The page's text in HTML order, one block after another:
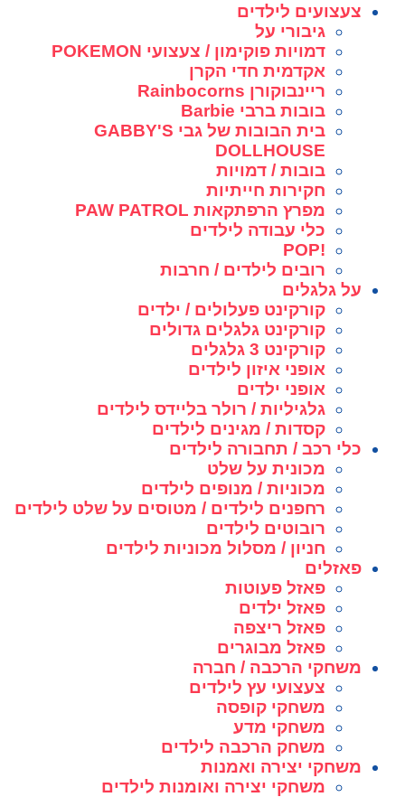
צעצועים לילדים
גיבורי על
דמויות פוקימון / צעצועי POKEMON
אקדמית חדי הקרן
ריינבוקורן Rainbocorns
בובות ברבי Barbie
בית הבובות של גבי GABBY'S
DOLLHOUSE
בובות / דמויות
חקירות חייתיות
מפרץ הרפתקאות PAW PATROL
כלי עבודה לילדים
!POP
רובים לילדים / חרבות
על גלגלים
קורקינט פעלולים / ילדים
קורקינט גלגלים גדולים
קורקינט 3 גלגלים
אופני איזון לילדים
אופני ילדים
גלגיליות / רולר בליידס לילדים
קסדות / מגינים לילדים
כלי רכב / תחבורה לילדים
מכונית על שלט
מכוניות / מנופים לילדים
רחפנים לילדים / מטוסים על שלט לילדים
רובוטים לילדים
חניון / מסלול מכוניות לילדים
פאזלים
פאזל פעוטות
פאזל ילדים
פאזל ריצפה
פאזל מבוגרים
משחקי הרכבה / חברה
צעצועי עץ לילדים
משחקי קופסה
משחקי מדע
משחק הרכבה לילדים
משחקי יצירה ואמנות
משחקי יצירה ואומנות לילדים